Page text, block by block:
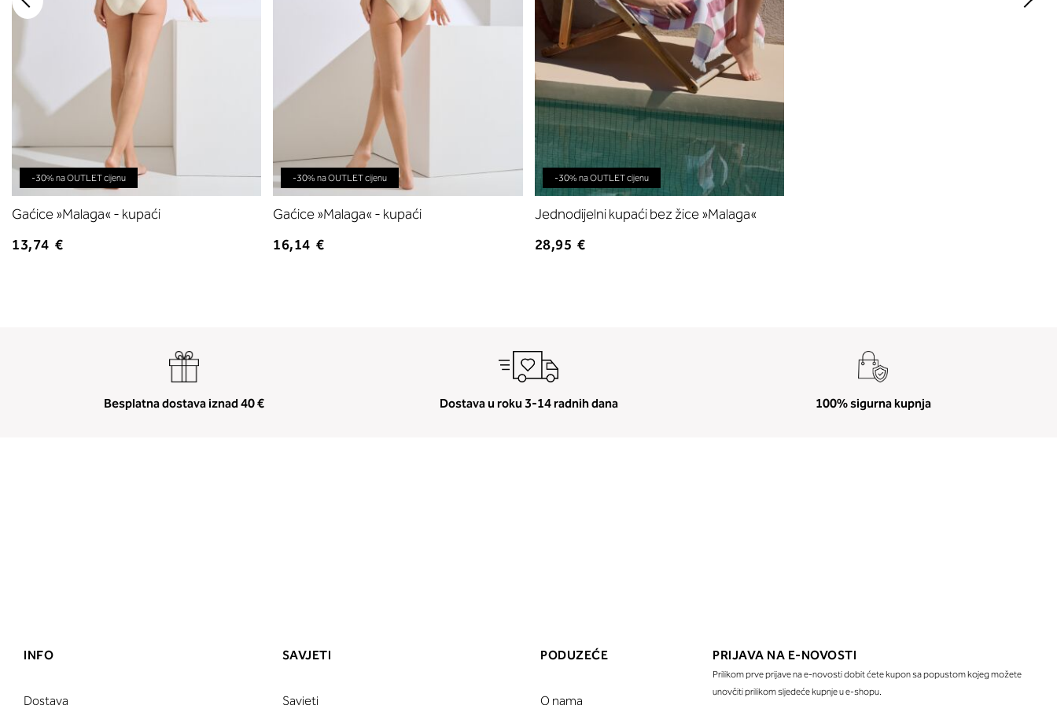
-30% na OUTLET cijenu
Gaćice »Malaga« - kupaći
13,74 €
-30% na OUTLET cijenu
Gaćice »Malaga« - kupaći
16,14 €
-30% na OUTLET cijenu
Jednodijelni kupaći bez žice »Malaga«
28,95 €
Besplatna dostava iznad 40 € Dostava u roku 3-14 radnih dana 100% sigurna kupnja
INFO
Dostava
SAVJETI
Savjeti
PODUZEĆE
O nama
PRIJAVA NA E-NOVOSTI
Prilikom prve prijave na e-novosti dobit ćete kupon sa popustom kojeg možete
unovčiti prilikom sljedeće kupnje u e-shopu.